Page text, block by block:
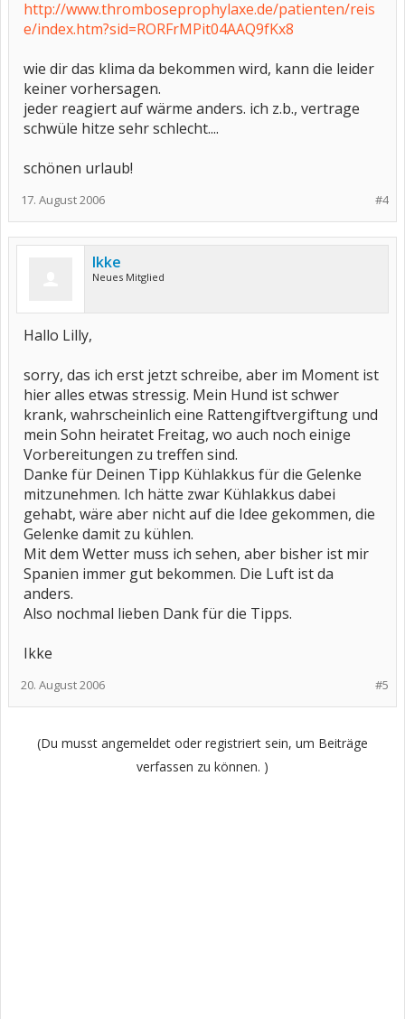
http://www.thromboseprophylaxe.de/patienten/reis
e/index.htm?sid=RORFrMPit04AAQ9fKx8
wie dir das klima da bekommen wird, kann die leider
keiner vorhersagen.
jeder reagiert auf wärme anders. ich z.b., vertrage
schwüle hitze sehr schlecht....
schönen urlaub!
#4
17. August 2006
Ikke
Neues Mitglied
Hallo Lilly,
sorry, das ich erst jetzt schreibe, aber im Moment ist
hier alles etwas stressig. Mein Hund ist schwer
krank, wahrscheinlich eine Rattengiftvergiftung und
mein Sohn heiratet Freitag, wo auch noch einige
Vorbereitungen zu treffen sind.
Danke für Deinen Tipp Kühlakkus für die Gelenke
mitzunehmen. Ich hätte zwar Kühlakkus dabei
gehabt, wäre aber nicht auf die Idee gekommen, die
Gelenke damit zu kühlen.
Mit dem Wetter muss ich sehen, aber bisher ist mir
Spanien immer gut bekommen. Die Luft ist da
anders.
Also nochmal lieben Dank für die Tipps.
Ikke
#5
20. August 2006
(Du musst angemeldet oder registriert sein, um Beiträge
verfassen zu können. )